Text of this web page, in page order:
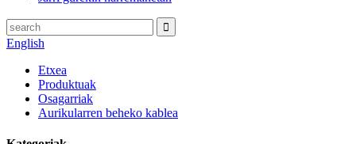
English
Etxea
Produktuak
Osagarriak
Aurikularren beheko kablea